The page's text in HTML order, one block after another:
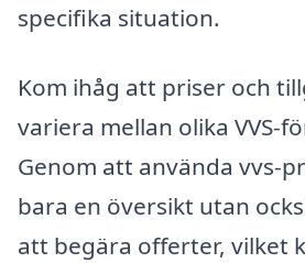
specifika situation.
Kom ihåg att priser och
variera mellan olika VVS-
Genom att använda vvs-
bara en översikt utan
att begära offerter, vilket